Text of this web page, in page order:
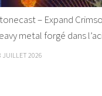
– Expand
metal forgé dans
JUILLET 2026